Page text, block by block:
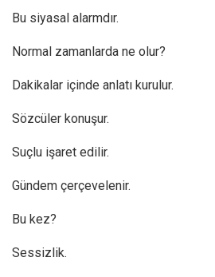
Bu siyasal alarmdır.
Normal zamanlarda ne olur?
Dakikalar içinde anlatı kurulur.
Sözcüler konuşur.
Suçlu işaret edilir.
Gündem çerçevelenir.
Bu kez?
Sessizlik.